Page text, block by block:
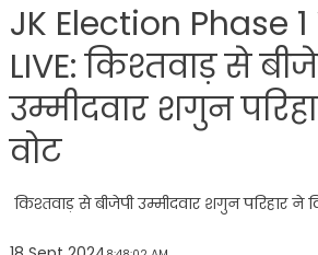
JK Election Phase
LIVE: किश्तवाड़ से
उम्मीदवार शगुन
वोट
किश्तवाड़ से बीजेपी उम्मीदवार शगुन परिहार ने